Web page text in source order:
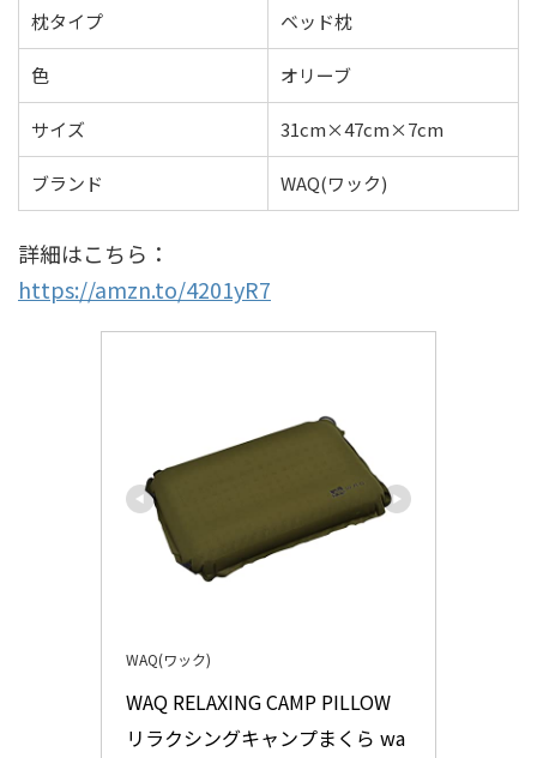
枕タイプ ベッド枕
色 オリーブ
サイズ 31cm×47cm×7cm
ブランド WAQ(ワック)
詳細はこちら：
https://amzn.to/4201yR7
WAQ(ワック)
WAQ RELAXING CAMP PILLOW
リラクシングキャンプまくら wa